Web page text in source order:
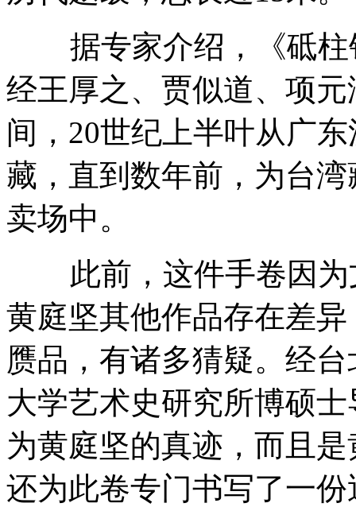
据专家介绍，《砥柱
经王厚之、贾似道、项
间，20世纪上半叶从广
藏，直到数年前，为台
卖场中。
此前，这件手卷因为
黄庭坚其他作品存在差
赝品，有诸多猜疑。经
大学艺术史研究所博硕
为黄庭坚的真迹，而且
还为此卷专门书写了一